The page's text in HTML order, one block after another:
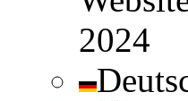
2024